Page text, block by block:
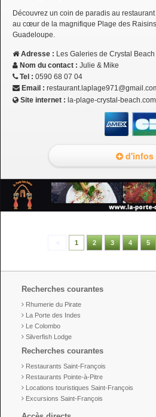
Découvrez un coin de paradis au
au cœur de la magnifique Plage des
Guadeloupe.
Adresse : Les Galeries de Crystal
Nom du contact : Julie & Mike
Tel : 0590 68 07 04
Email :
Site internet : la-plage-crystal-beach.com
d'infos
1 2 3 4 5
Recherches courantes
Rhumerie du Pirate
La Porte des Indes
Le Colombo
Silverfish Lodge
Recherches courantes
Restaurants Saint-François
Restaurants Pointe-à-Pitre
Locations touristiques Saint-François
Excursions Saint-François